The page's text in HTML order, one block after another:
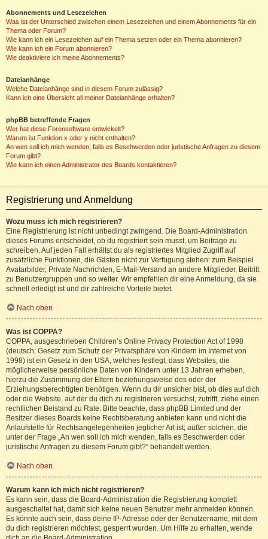
Abonnements und Lesezeichen
Was ist der Unterschied zwischen einem Lesezeichen und einem Abonnements für ein
Thema oder Forum?
Wie kann ich ein Lesezeichen auf ein Thema setzen oder ein Thema abonnieren?
Wie kann ich ein Forum abonnieren?
Wie deaktiviere ich meine Abonnements?
Dateianhänge
Welche Dateianhänge sind in diesem Forum zulässig?
Kann ich eine Übersicht all meiner Dateianhänge erhalten?
phpBB betreffende Fragen
Wer hat diese Forensoftware entwickelt?
Warum ist Funktion x oder y nicht enthalten?
An wen soll ich mich wenden, falls es Beschwerden oder juristische Anfragen zu diesem
Forum gibt?
Wie kann ich einen Administrator des Boards kontaktieren?
Registrierung und Anmeldung
Wozu muss ich mich registrieren?
Eine Registrierung ist nicht unbedingt zwingend. Die Board-Administration
dieses Forums entscheidet, ob du registriert sein musst, um Beiträge zu
schreiben. Auf jeden Fall erhältst du als registriertes Mitglied Zugriff auf
zusätzliche Funktionen, die Gästen nicht zur Verfügung stehen: zum Beispiel
Avatarbilder, Private Nachrichten, E-Mail-Versand an andere Mitglieder, Beitritt
zu Benutzergruppen und so weiter. Wir empfehlen dir eine Anmeldung, da sie
schnell erledigt ist und dir zahlreiche Vorteile bietet.
Nach oben
Was ist COPPA?
COPPA, ausgeschrieben Children’s Online Privacy Protection Act of 1998
(deutsch: Gesetz zum Schutz der Privatsphäre von Kindern im Internet von
1998) ist ein Gesetz in den USA, welches festlegt, dass Websites, die
möglicherweise persönliche Daten von Kindern unter 13 Jahren erheben,
hierzu die Zustimmung der Eltern beziehungsweise des oder der
Erziehungsberechtigten benötigen. Wenn du dir unsicher bist, ob dies auf dich
oder die Website, auf der du dich zu registrieren versuchst, zutrifft, ziehe einen
rechtlichen Beistand zu Rate. Bitte beachte, dass phpBB Limited und der
Besitzer dieses Boards keine Rechtsberatung anbieten kann und nicht die
Anlaufstelle für Rechtsangelegenheiten jeglicher Art ist; außer solchen, die
unter der Frage „An wen soll ich mich wenden, falls es Beschwerden oder
juristische Anfragen zu diesem Forum gibt?“ behandelt werden.
Nach oben
Warum kann ich mich nicht registrieren?
Es kann sein, dass die Board-Administration die Registrierung komplett
ausgeschaltet hat, damit sich keine neuen Benutzer mehr anmelden können.
Es könnte auch sein, dass deine IP-Adresse oder der Benutzername, mit dem
du dich registrieren möchtest, gesperrt wurden. Um Hilfe zu erhalten, wende